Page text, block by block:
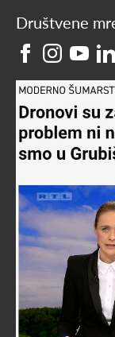
Društvene